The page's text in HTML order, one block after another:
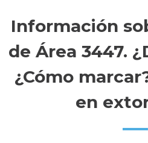
Información
de Área 3447.
¿Cómo
en